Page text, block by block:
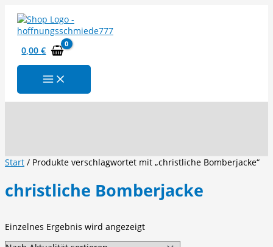
Inhalt
springen
0,00€
Start / Produkte verschlagwortet mit „christliche Bomberjacke“
christliche Bomberjacke
Einzelnes Ergebnis wird angezeigt